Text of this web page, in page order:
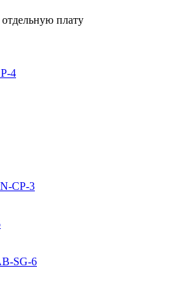
плату
4
CP-3
SG-6